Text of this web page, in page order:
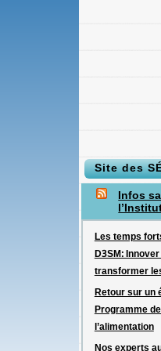
Site des
Infos
Les temps
D3SM:
transformer
Retour sur un
Programme
l’alimentation